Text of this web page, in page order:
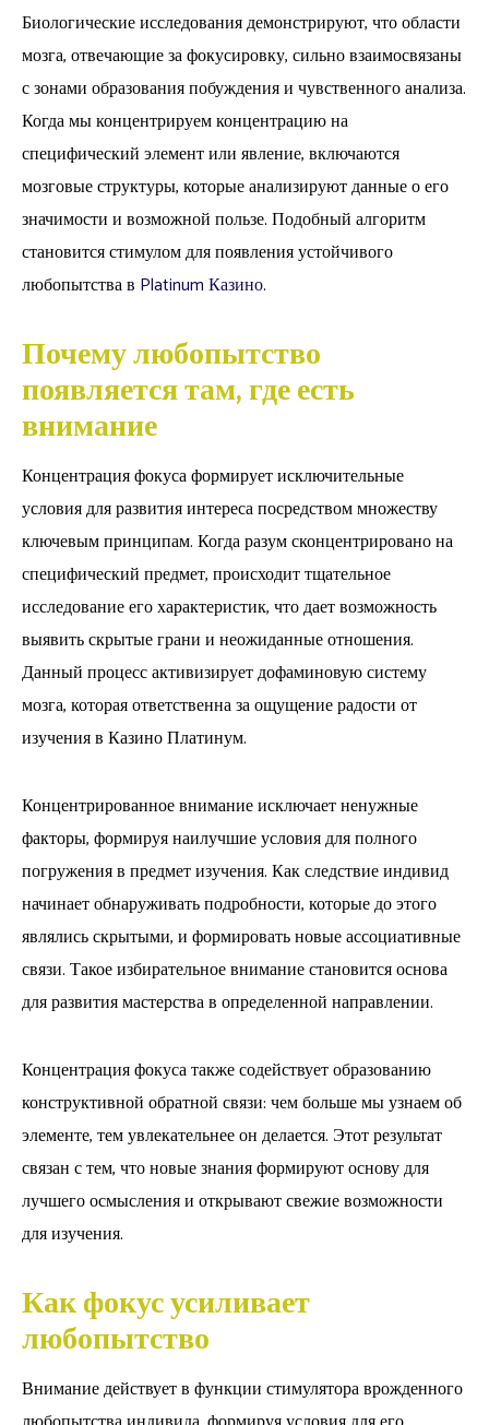
Биологические исследования демонстрируют, что области
мозга, отвечающие за фокусировку, сильно взаимосвязаны
с зонами образования побуждения и чувственного анализа.
Когда мы концентрируем концентрацию на
специфический элемент или явление, включаются
мозговые структуры, которые анализируют данные о его
значимости и возможной пользе. Подобный алгоритм
становится стимулом для появления устойчивого
любопытства в Platinum Казино.
Почему любопытство
появляется там, где есть
внимание
Концентрация фокуса формирует исключительные
условия для развития интереса посредством множеству
ключевым принципам. Когда разум сконцентрировано на
специфический предмет, происходит тщательное
исследование его характеристик, что дает возможность
выявить скрытые грани и неожиданные отношения.
Данный процесс активизирует дофаминовую систему
мозга, которая ответственна за ощущение радости от
изучения в Казино Платинум.
Концентрированное внимание исключает ненужные
факторы, формируя наилучшие условия для полного
погружения в предмет изучения. Как следствие индивид
начинает обнаруживать подробности, которые до этого
являлись скрытыми, и формировать новые ассоциативные
связи. Такое избирательное внимание становится основа
для развития мастерства в определенной направлении.
Концентрация фокуса также содействует образованию
конструктивной обратной связи: чем больше мы узнаем об
элементе, тем увлекательнее он делается. Этот результат
связан с тем, что новые знания формируют основу для
лучшего осмысления и открывают свежие возможности
для изучения.
Как фокус усиливает
любопытство
Внимание действует в функции стимулятора врожденного